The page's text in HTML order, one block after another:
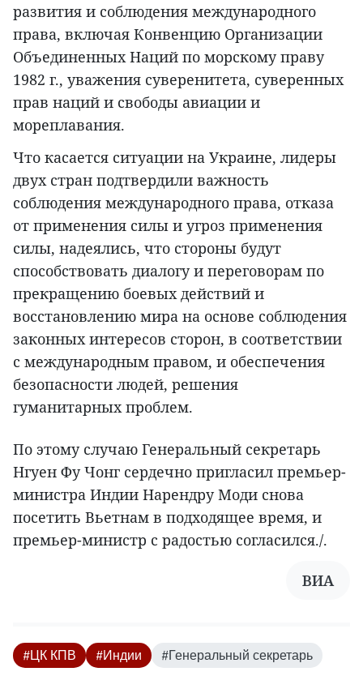
развития и соблюдения международного
права, включая Конвенцию Организации
Объединенных Наций по морскому праву
1982 г., уважения суверенитета, суверенных
прав наций и свободы авиации и
мореплавания.
Что касается ситуации на Украине, лидеры
двух стран подтвердили важность
соблюдения международного права, отказа
от применения силы и угроз применения
силы, надеялись, что стороны будут
способствовать диалогу и переговорам по
прекращению боевых действий и
восстановлению мира на основе соблюдения
законных интересов сторон, в соответствии
с международным правом, и обеспечения
безопасности людей, решения
гуманитарных проблем.
По этому случаю Генеральный секретарь
Нгуен Фу Чонг сердечно пригласил премьер-
министра Индии Нарендру Моди снова
посетить Вьетнам в подходящее время, и
премьер-министр с радостью согласился./.
ВИА
#ЦК КПВ #Индии #Генеральный секретарь